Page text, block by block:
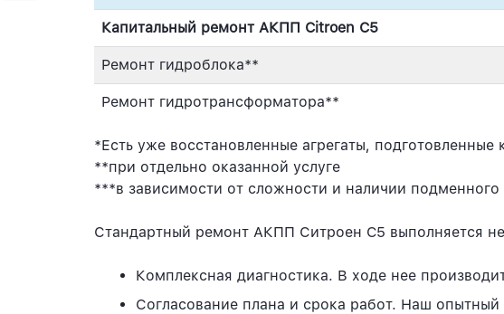
Капитальный ремонт АКПП Citroen C5
Ремонт гидроблока**
Ремонт гидротрансформатора**
*Есть уже восстановленные агрегаты,
**при отдельно оказанной услуге
***в зависимости от сложности и наличии
Стандартный ремонт АКПП Ситроен C5 выполняется
Комплексная диагностика. В ходе нее
Согласование плана и срока работ. Наш